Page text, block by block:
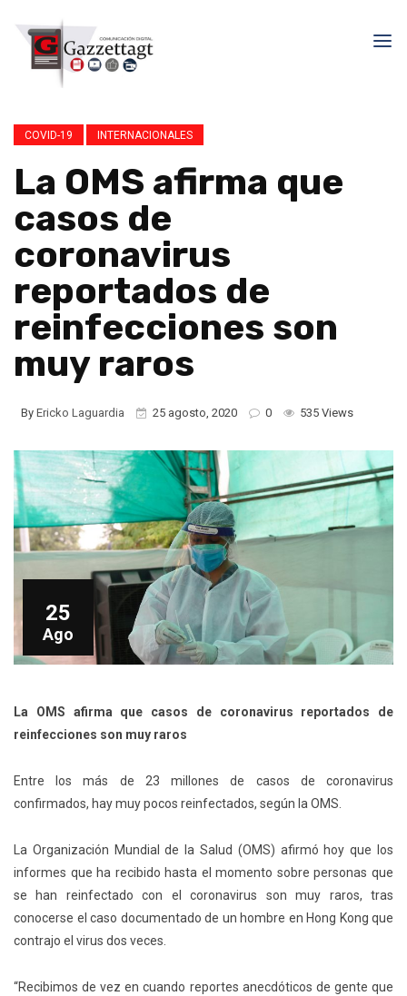
COVID-19 INTERNACIONALES
La OMS afirma que
casos de
coronavirus
reportados de
reinfecciones son
muy raros
By Ericko Laguardia 25 agosto, 2020 0 535 Views
25
Ago
La OMS afirma que casos de coronavirus reportados de
reinfecciones son muy raros
Entre los más de 23 millones de casos de coronavirus
confirmados, hay muy pocos reinfectados, según la OMS.
La Organización Mundial de la Salud (OMS) afirmó hoy que los
informes que ha recibido hasta el momento sobre personas que
se han reinfectado con el coronavirus son muy raros, tras
conocerse el caso documentado de un hombre en Hong Kong que
contrajo el virus dos veces.
“Recibimos de vez en cuando reportes anecdóticos de gente que